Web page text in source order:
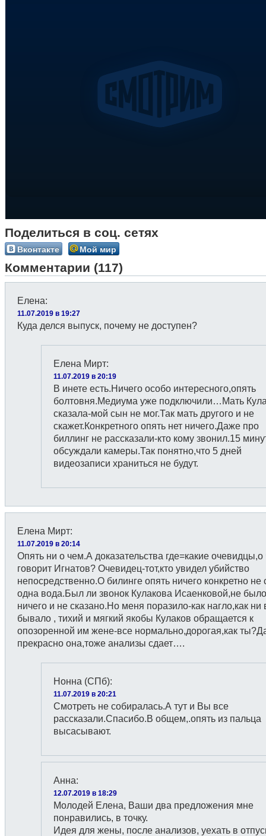
Поделиться в соц. сетях
Вконтакте Мой мир
Комментарии (117)
Елена:
11.07.2019 в 19:27
Куда делся выпуск, почему не доступен?
Елена Мирт:
11.07.2019 в 20:19
В инете есть.Ничего особо интересного,опять
болтовня.Медиума уже подключили…Мать
сказала-мой сын не мог.Так мать другого и не
скажет.Конкретного опять нет ничего.Даже про
биллинг не рассказали-кто кому звонил.15
обсуждали камеры.Так понятно,что 5 дней
видеозаписи храниться не будут.
Елена Мирт:
11.07.2019 в 20:14
Опять ни о чем.А доказательства где=какие очевидцы,о
говорит Игнатов? Очевидец-тот,кто увидел убийство
непосредственно.О билинге опять ничего конкретно не
одна вода.Был ли звонок Кулакова Исаенковой,не
ничего и не сказано.Но меня поразило-как нагло,как ни
бывало , тихий и мягкий якобы Кулаков обращается к
опозоренной им жене-все нормально,дорогая,как
прекрасно она,тоже анализы сдает….
Нонна (СПб):
11.07.2019 в 20:21
Смотреть не собиралась.А тут и Вы все
рассказали.Спасибо.В общем,.опять из пальца
высасывают.
Анна:
12.07.2019 в 18:29
Молодей Елена, Ваши два предложения мне
понравились, в точку.
Идея для жены, после анализов, уехать в